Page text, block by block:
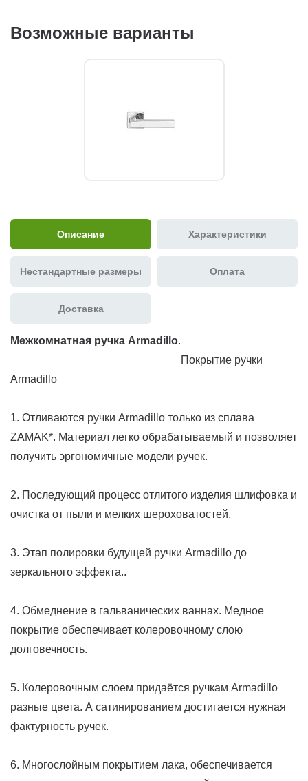
Возможные варианты
Описание Характеристики
Нестандартные размеры Оплата
Доставка
Межкомнатная ручка Armadillo.
Покрытие ручки
Armadillo
1. Отливаются ручки Armadillo только из сплава
ZAMAK*. Материал легко обрабатываемый и позволяет
получить эргономичные модели ручек.
2. Последующий процесс отлитого изделия шлифовка и
очистка от пыли и мелких шероховатостей.
3. Этап полировки будущей ручки Armadillo до
зеркального эффекта..
4. Обмеднение в гальванических ваннах. Медное
покрытие обеспечивает колеровочному слою
долговечность.
5. Колеровочным слоем придаётся ручкам Armadillo
разные цвета. А сатинированием достигается нужная
фактурность ручек.
6. Многослойным покрытием лака, обеспечивается